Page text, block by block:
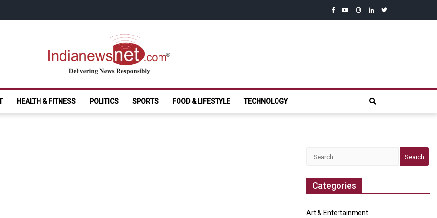
facebook
youtubeinstagram
linkedintwitter
India News Net.com
HEALTH & FITNESS POLITICS SPORTS FOOD & LIFESTYLE TECHNOLOGY
Categories
Art & Entertainment